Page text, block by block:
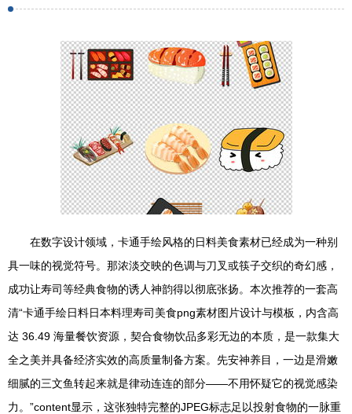
在数字设计领域，卡通手绘风格的日料美食素材已经成为一种别
具一味的视觉符号。那浓淡交映的色调与刀叉或筷子交织的奇幻感，
成功让寿司等经典食物的诱人神韵得以彻底张扬。本次推荐的一套高
清“卡通手绘日料日本料理寿司美食png素材图片设计与模板，内含高
达 36.49 海量餐饮资源，契合食物饮品多彩无边的本质，是一款集大
全之美并具备经济实效的高质量制备方案。先安神养目，一边是滑嫩
细腻的三文鱼转起来就是律动连连的部分——不用怀疑它的视觉感染
力。”content显示，这张独特完整的JPEG标志足以投射食物的一脉重